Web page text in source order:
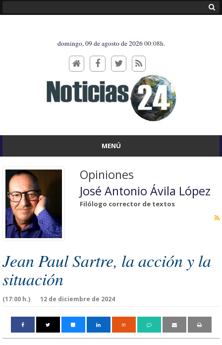
domingo, 09 de agosto de 202600:08h.
MENÚ
Opiniones
José Antonio Ávila López
Filólogo corrector de textos
Jean Paul Sartre, la acción y la
situación
12 de diciembre de 2024
(17:00 h.)
m